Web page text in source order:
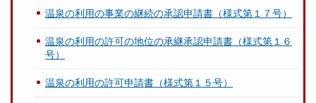
温泉の利用の事業の継続の承認申請書（様式第１７号）
温泉の利用の許可の地位の承継承認申請書（様式第１６
号）
温泉の利用の許可申請書（様式第１５号）